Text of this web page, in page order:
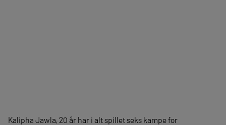
Kalipha Jawla, 20 år har i alt spillet seks kampe for